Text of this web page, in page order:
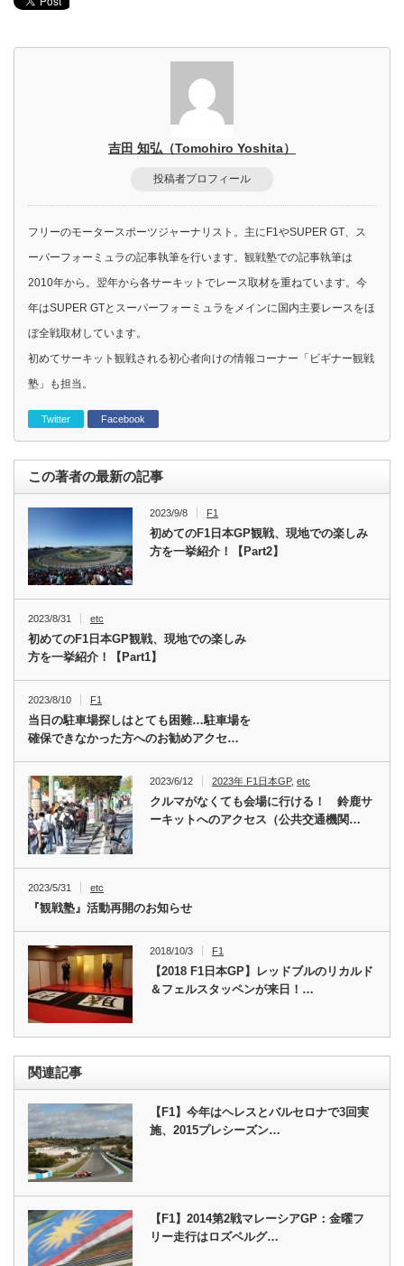
吉田 知弘（Tomohiro Yoshita）
投稿者プロフィール
フリーのモータースポーツジャーナリスト。主にF1やSUPER GT、ス
ーパーフォーミュラの記事執筆を行います。観戦塾での記事執筆は
2010年から。翌年から各サーキットでレース取材を重ねています。今
年はSUPER GTとスーパーフォーミュラをメインに国内主要レースをほ
ぼ全戦取材しています。
初めてサーキット観戦される初心者向けの情報コーナー「ビギナー観戦
塾」も担当。
Twitter Facebook
この著者の最新の記事
2023/9/8 F1
初めてのF1日本GP観戦、現地での楽しみ
方を一挙紹介！【Part2】
2023/8/31 etc
初めてのF1日本GP観戦、現地での楽しみ
方を一挙紹介！【Part1】
2023/8/10 F1
当日の駐車場探しはとても困難…駐車場を
確保できなかった方へのお勧めアクセ…
2023/6/12 2023年 F1日本GP,etc
クルマがなくても会場に行ける！ 鈴鹿サ
ーキットへのアクセス（公共交通機関…
2023/5/31 etc
『観戦塾』活動再開のお知らせ
2018/10/3 F1
【2018 F1日本GP】レッドブルのリカルド
＆フェルスタッペンが来日！…
関連記事
【F1】今年はヘレスとバルセロナで3回実
施、2015プレシーズン…
【F1】2014第2戦マレーシアGP：金曜フ
リー走行はロズベルグ…